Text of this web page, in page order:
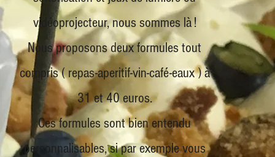
vidéoprojecteur, nous sommes là !
Nous proposons deux formules tout
compris ( repas-aperitif-vin-café-eaux ) à
31 et 40 euros.
Ces formules sont bien entendu
personnalisables, si par exemple vous